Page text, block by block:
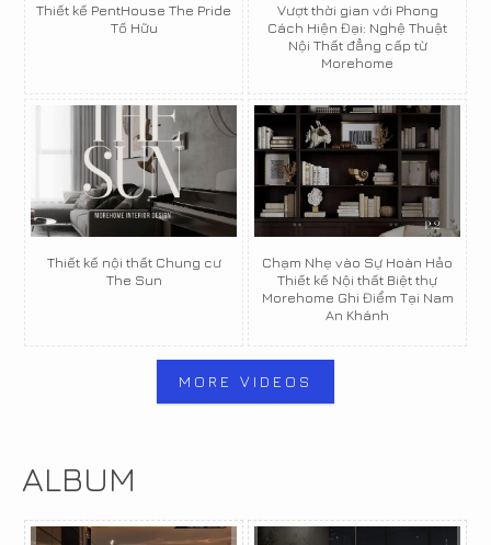
Thiết kế PentHouse The Pride
Tố Hữu
Vượt thời gian với Phong
Cách Hiện Đại: Nghệ Thuật
Nội Thất đẳng cấp từ
Morehome
Thiết kế nội thất Chung cư
The Sun
Chạm Nhẹ vào Sự Hoàn Hảo
Thiết kế Nội thất Biệt thự
Morehome Ghi Điểm Tại Nam
An Khánh
MORE VIDEOS
ALBUM